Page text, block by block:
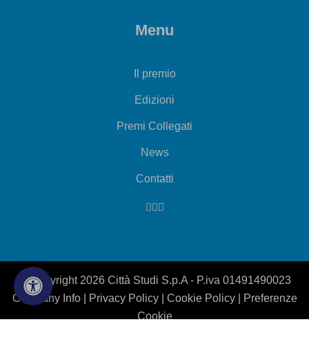
Menu
Il premio
Edizioni
Premi Collegati
News
Contatti
© Copyright 2026 Città Studi S.p.A - P.iva 01491490023
Company Info| Privacy Policy| Cookie Policy|
Preferenze
Cookie